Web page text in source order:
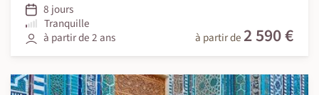
8 jours
Tranquille
à partir de 2 ans
à partir de 2 590 €